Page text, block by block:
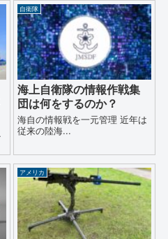
自衛隊
海上自衛隊の情報作戦集
団は何をするのか？
海自の情報戦を一元管理 近年は
従来の陸海...
アメリカ